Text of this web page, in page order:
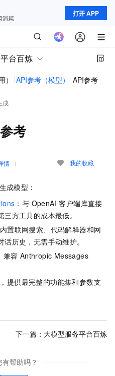
打开 APP
台百炼
API参考（模型） API参考（应
成
考
情 我的收藏
成模型：
：与 OpenAI 客户端库直接
方工具的成本最低。
内置联网搜索、代码解释器和网
历史，无需手动维护。
兼容 Anthropic Messages
提供最完整的功能集和参数支
下一篇： 大模型服务平台百炼
帮助吗？